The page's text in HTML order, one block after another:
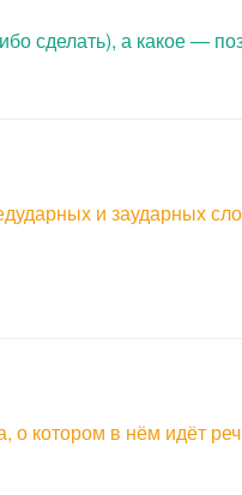
сделать), а какое —
и заударных
о котором в нём идёт